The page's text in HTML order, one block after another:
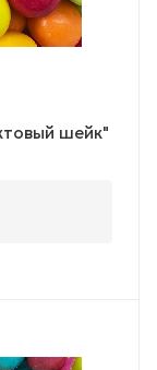
шейк"